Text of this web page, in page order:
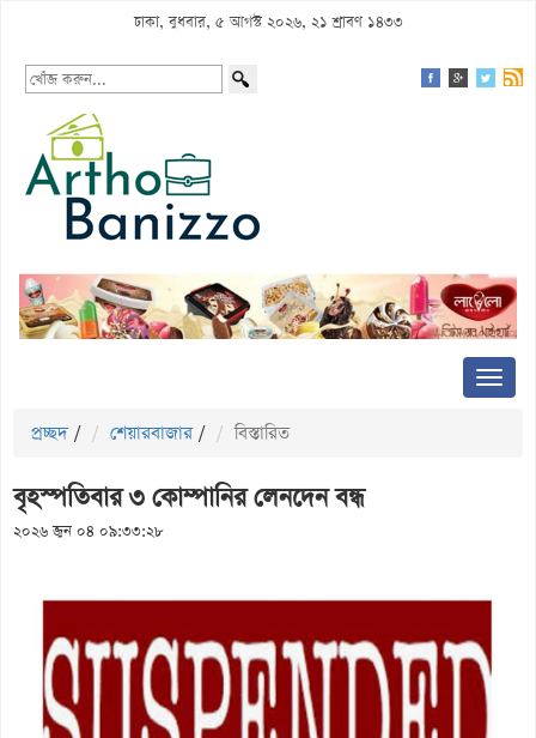
ঢাকা, বুধবার, ৫ আগস্ট ২০২৬, ২১ শ্রাবণ ১৪৩৩
প্রচ্ছদ / শেয়ারবাজার / বিস্তারিত
বৃহস্পতিবার ৩ কোম্পানির লেনদেন বন্ধ
২০২৬ জুন ০৪ ০৯:৩৩:২৮